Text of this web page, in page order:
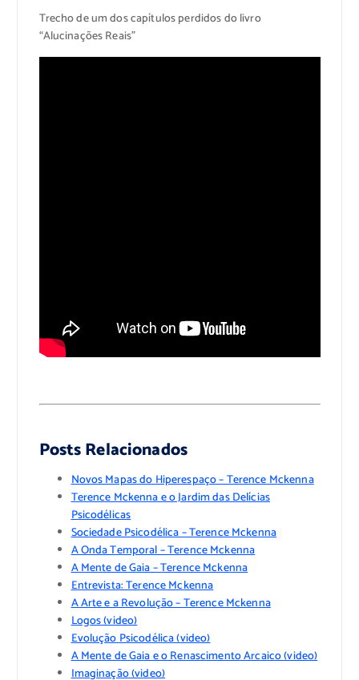
Trecho de um dos capítulos perdidos do livro
“Alucinações Reais”
Posts Relacionados
Novos Mapas do Hiperespaço – Terence Mckenna
Terence Mckenna e o Jardim das Delícias
Psicodélicas
Sociedade Psicodélica – Terence Mckenna
A Onda Temporal – Terence Mckenna
A Mente de Gaia – Terence Mckenna
Entrevista: Terence Mckenna
A Arte e a Revolução – Terence Mckenna
Logos (video)
Evolução Psicodélica (video)
A Mente de Gaia e o Renascimento Arcaico (video)
Imaginação (video)